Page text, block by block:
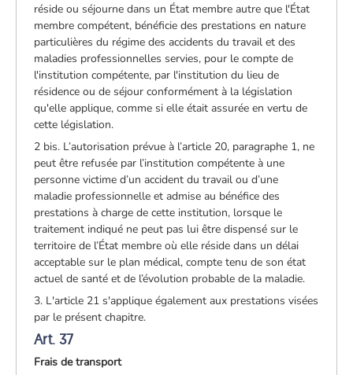
réside ou séjourne dans un État membre autre que l'État
membre compétent, bénéficie des prestations en nature
particulières du régime des accidents du travail et des
maladies professionnelles servies, pour le compte de
l'institution compétente, par l'institution du lieu de
résidence ou de séjour conformément à la législation
qu'elle applique, comme si elle était assurée en vertu de
cette législation.
2 bis. L’autorisation prévue à l’article 20, paragraphe 1, ne
peut être refusée par l’institution compétente à une
personne victime d’un accident du travail ou d’une
maladie professionnelle et admise au bénéfice des
prestations à charge de cette institution, lorsque le
traitement indiqué ne peut pas lui être dispensé sur le
territoire de l’État membre où elle réside dans un délai
acceptable sur le plan médical, compte tenu de son état
actuel de santé et de l’évolution probable de la maladie.
3. L'article 21 s'applique également aux prestations visées
par le présent chapitre.
Art. 37
Frais de transport